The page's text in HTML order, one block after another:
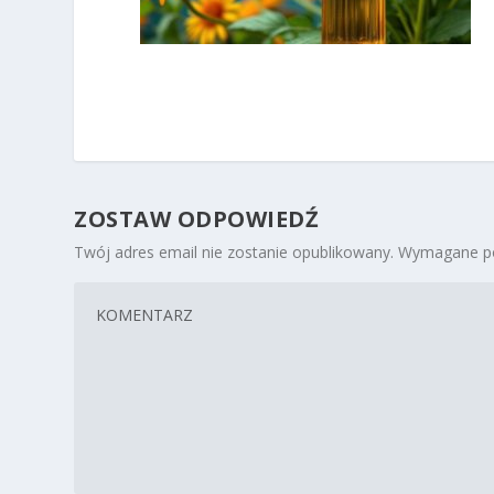
ZOSTAW ODPOWIEDŹ
Twój adres email nie zostanie opublikowany. Wymagane